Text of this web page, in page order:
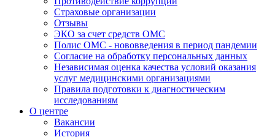
Страховые организации
Отзывы
ЭКО за счет средств ОМС
Полис ОМС - нововведения в период пандемии
Согласие на обработку персональных данных
Независимая оценка качества условий оказания
услуг медицинскими организациями
Правила подготовки к диагностическим
исследованиям
О центре
Вакансии
История